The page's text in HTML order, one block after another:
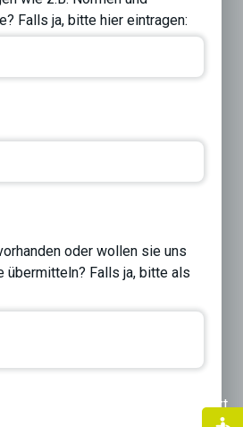
Falls ja, bitte hier eintragen:
oder wollen sie uns
übermitteln? Falls ja, bitte als
Next